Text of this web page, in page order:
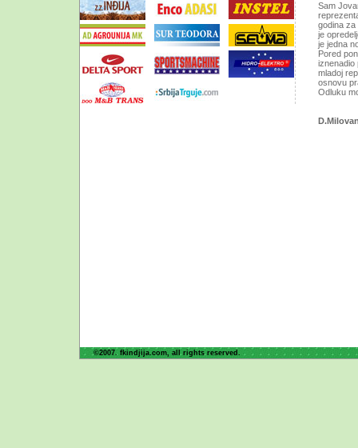
Sam
godina
je
je jedna
Pored
iznenadio
mladoj
osnovu
Odluku
©2007. fkindjija.com, all rights reserved.